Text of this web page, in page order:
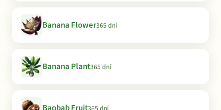
Banana Flower365 dní
Banana Plant365 dní